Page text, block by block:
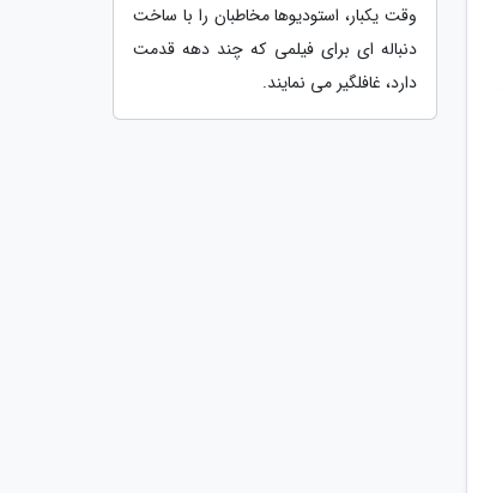
وقت یکبار، استودیوها مخاطبان را با ساخت
دنباله ای برای فیلمی که چند دهه قدمت
دارد، غافلگیر می نمایند.